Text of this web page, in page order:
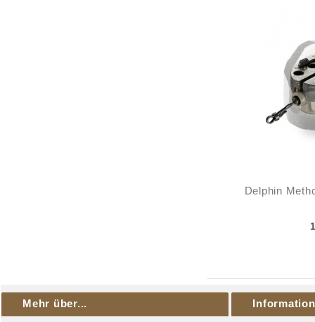
Delphin
Mehr über...